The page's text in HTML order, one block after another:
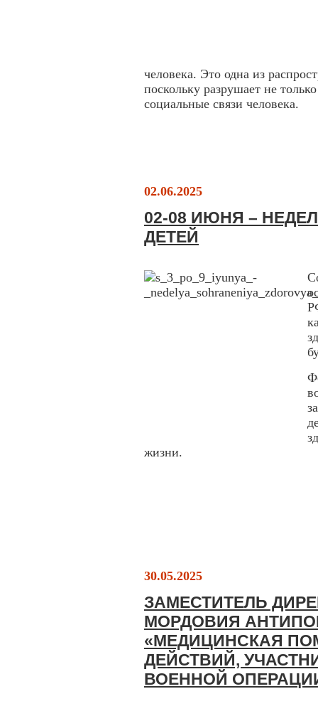
человека. Это одна из
поскольку разрушает не
социальные связи человека.
02.06.2025
02-08 ИЮНЯ –
ДЕТЕЙ
жизни.
30.05.2025
ЗАМЕСТИТЕЛЬ
МОРДОВИЯ
«МЕДИЦИНСКАЯ
ДЕЙСТВИЙ,
ВОЕННОЙ